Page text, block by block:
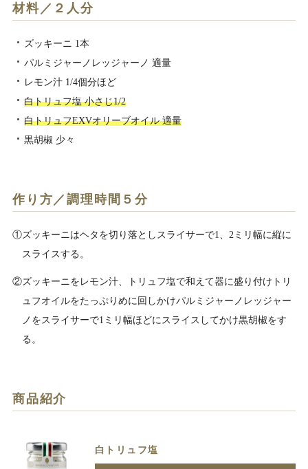
材料／２人分
ズッキーニ 1本
パルミジャーノレッジャーノ 適量
レモン汁 1/4個分ほど
白トリュフ塩 小さじ1/2
白トリュフEXVオリーブオイル 適量
黒胡椒 少々
作り方／調理時間５分
①ズッキーニはヘタを切り落としスライサーで1、2ミリ幅に縦に
スライスする。
②ズッキーニをレモン汁、トリュフ塩で和えて器に盛り付けトリ
ュフオイルをたっぷりめに回しかけパルミジャーノレッジャー
ノをスライサーで1ミリ幅ほどにスライスしてかけ黒胡椒をす
る。
商品紹介
白トリュフ塩